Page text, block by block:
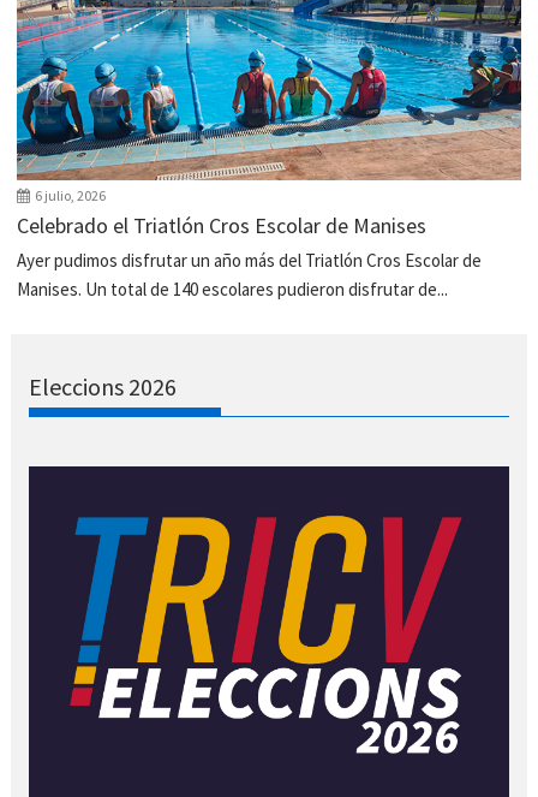
6 julio, 2026
Celebrado el Triatlón Cros Escolar de Manises
Ayer pudimos disfrutar un año más del Triatlón Cros Escolar de
Manises. Un total de 140 escolares pudieron disfrutar de...
Eleccions 2026